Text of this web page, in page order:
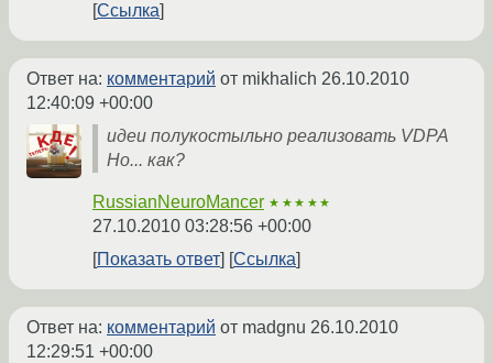
Ссылка
Ответ на: комментарий от mikhalich 26.10.2010
12:40:09 +00:00
идеи полукостыльно реализовать VDPA
Но... как?
RussianNeuroMancer ★★★★★
27.10.2010 03:28:56 +00:00
Показать ответ
Ссылка
Ответ на: комментарий от madgnu 26.10.2010
12:29:51 +00:00